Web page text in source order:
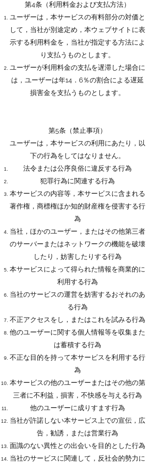
第4条（利用料金および支払方法）
ユーザーは，本サービスの有料部分の対価と
して，当社が別途定め，本ウェブサイトに表
示する利用料金を，当社が指定する方法によ
り支払うものとします。
ユーザーが利用料金の支払を遅滞した場合に
は，ユーザーは年14．6％の割合による遅延
損害金を支払うものとします。
第5条（禁止事項）
ユーザーは，本サービスの利用にあたり，以
下の行為をしてはなりません。
法令または公序良俗に違反する行為
犯罪行為に関連する行為
本サービスの内容等，本サービスに含まれる
著作権，商標権ほか知的財産権を侵害する行
為
当社，ほかのユーザー，またはその他第三者
のサーバーまたはネットワークの機能を破壊
したり，妨害したりする行為
本サービスによって得られた情報を商業的に
利用する行為
当社のサービスの運営を妨害するおそれのあ
る行為
不正アクセスをし，またはこれを試みる行為
他のユーザーに関する個人情報等を収集また
は蓄積する行為
不正な目的を持って本サービスを利用する行
為
本サービスの他のユーザーまたはその他の第
三者に不利益，損害，不快感を与える行為
他のユーザーに成りすます行為
当社が許諾しない本サービス上での宣伝，広
告，勧誘，または営業行為
面識のない異性との出会いを目的とした行為
当社のサービスに関連して，反社会的勢力に